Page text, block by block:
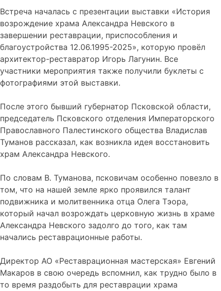
Встреча началась с презентации выставки «История
возрождение храма Александра Невского в
завершении реставрации, приспособления и
благоустройства 12.06.1995-2025», которую провёл
архитектор-реставратор Игорь Лагунин. Все
участники мероприятия также получили буклеты с
фотографиями этой выставки.
После этого бывший губернатор Псковской области,
председатель Псковского отделения Императорского
Православного Палестинского общества Владислав
Туманов рассказал, как возникла идея восстановить
храм Александра Невского.
По словам В. Туманова, псковичам особенно повезло в
том, что на нашей земле ярко проявился талант
подвижника и молитвенника отца Олега Тэора,
который начал возрождать церковную жизнь в храме
Александра Невского задолго до того, как там
начались реставрационные работы.
Директор АО «Реставрационная мастерская» Евгений
Макаров в свою очередь вспомнил, как трудно было в
то время раздобыть для реставрации храма